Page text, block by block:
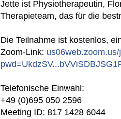
Jette ist Physiotherapeutin,
Therapieteam, das für die
Die Teilnahme ist kostenlos,
Zoom-Link:
Telefonische Einwahl:
+49 (0)695 050 2596
Meeting ID: 817 1428 6044